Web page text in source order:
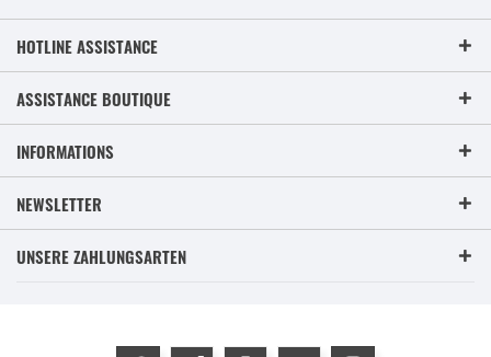
HOTLINE ASSISTANCE
ASSISTANCE BOUTIQUE
INFORMATIONS
NEWSLETTER
UNSERE ZAHLUNGSARTEN